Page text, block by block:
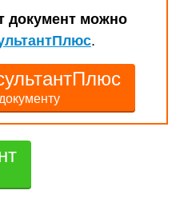
документ можно
.